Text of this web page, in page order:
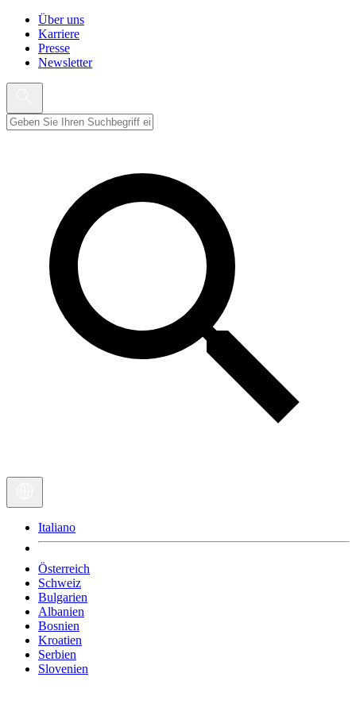
Über uns
Karriere
Presse
Newsletter
Italiano
Österreich
Schweiz
Bulgarien
Albanien
Bosnien
Kroatien
Serbien
Slovenien